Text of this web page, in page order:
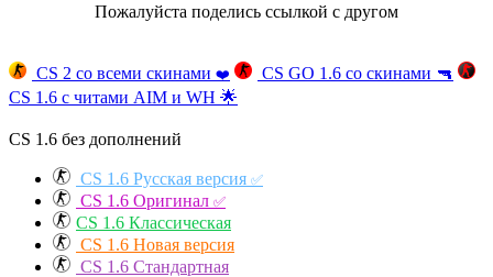
Пожалуйста поделись ссылкой с другом
CS 2 со всеми скинами ❤️ CS GO 1.6 со скинами 🔫
CS 1.6 с читами AIM и WH 🌟
CS 1.6 без дополнений
CS 1.6 Русская версия ✅
CS 1.6 Оригинал ✅
CS 1.6 Классическая
CS 1.6 Новая версия
CS 1.6 Стандартная